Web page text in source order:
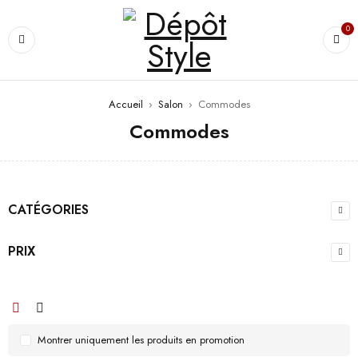
0
Accueil › Salon › Commodes
Commodes
CATÉGORIES
PRIX
Montrer uniquement les produits en promotion